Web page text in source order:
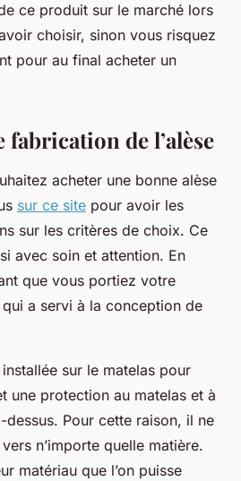
ce produit sur le marché lors
choisir, sinon vous risquez
pour au final acheter un
fabrication de l’alèse
acheter une bonne alèse
sur ce site pour avoir les
sur les critères de choix. Ce
avec soin et attention. En
que vous portiez votre
a servi à la conception de
sur le matelas pour
une protection au matelas et à
Pour cette raison, il ne
n’importe quelle matière.
matériau que l’on puisse